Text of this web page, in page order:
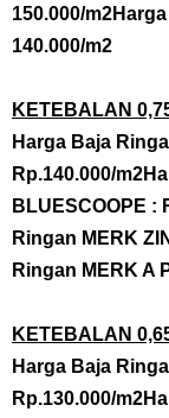
150.000/m2Harga
140.000/m2
KETEBALAN
Harga Baja
Rp.140.000/m2
BLUESCOOPE :
Ringan MERK
Ringan MERK A
KETEBALAN
Harga Baja
Rp.130.000/m2